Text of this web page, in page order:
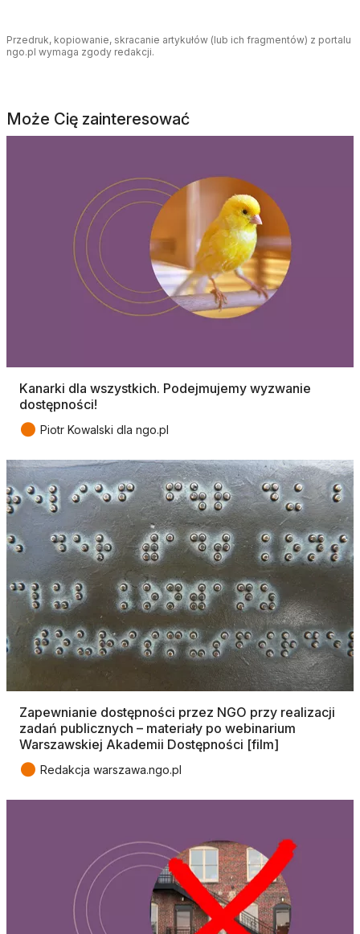
Przedruk, kopiowanie, skracanie artykułów (lub ich fragmentów) z portalu
ngo.pl wymaga zgody redakcji.
Może Cię zainteresować
Kanarki dla wszystkich. Podejmujemy wyzwanie
dostępności!
● Piotr Kowalski dla ngo.pl
Zapewnianie dostępności przez NGO przy realizacji
zadań publicznych – materiały po webinarium
Warszawskiej Akademii Dostępności [film]
● Redakcja warszawa.ngo.pl